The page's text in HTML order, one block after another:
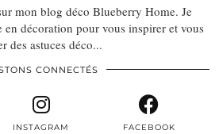
mon blog déco Blueberry Home. Je
en décoration pour vous inspirer et vous
des astuces déco...
CONNECTÉS
INSTAGRAM FACEBOOK